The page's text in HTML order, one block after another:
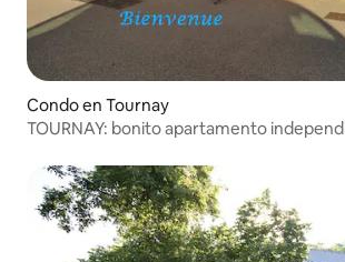
Condo en Tournay
TOURNAY: bonito apartamento